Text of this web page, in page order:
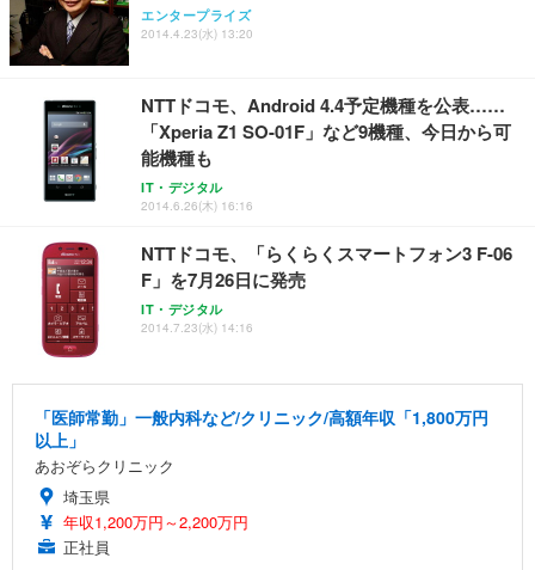
エンタープライズ
2014.4.23(水) 13:20
NTTドコモ、Android 4.4予定機種を公表……
「Xperia Z1 SO-01F」など9機種、今日から可
能機種も
IT・デジタル
2014.6.26(木) 16:16
NTTドコモ、「らくらくスマートフォン3 F-06
F」を7月26日に発売
IT・デジタル
2014.7.23(水) 14:16
「医師常勤」一般内科など/クリニック/高額年収「1,800万円
以上」
あおぞらクリニック
埼玉県
年収1,200万円～2,200万円
正社員